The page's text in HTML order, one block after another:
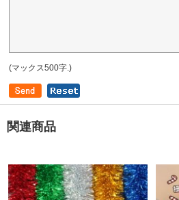
(マックス500字.)
関連商品